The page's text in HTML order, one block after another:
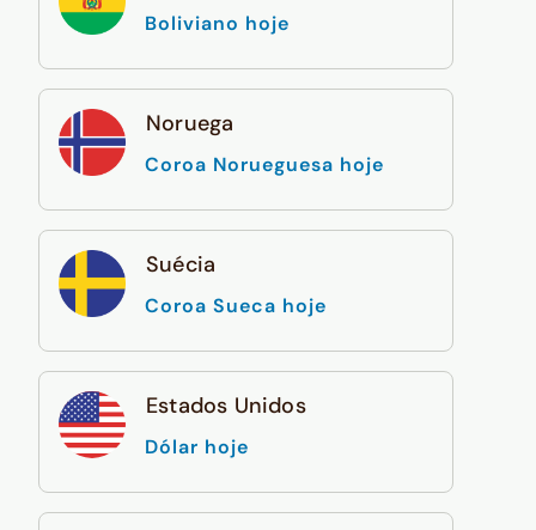
Boliviano hoje
Noruega
Coroa Norueguesa hoje
Suécia
Coroa Sueca hoje
Estados Unidos
Dólar hoje